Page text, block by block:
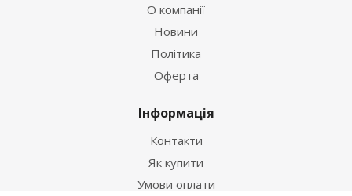
О компанії
Новини
Політика
Оферта
Інформація
Контакти
Як купити
Умови оплати